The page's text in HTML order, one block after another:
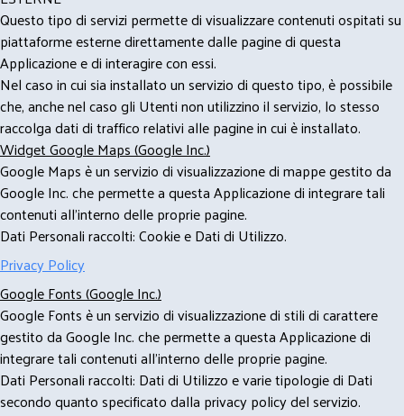
Questo tipo di servizi permette di visualizzare contenuti ospitati su
piattaforme esterne direttamente dalle pagine di questa
Applicazione e di interagire con essi.
Nel caso in cui sia installato un servizio di questo tipo, è possibile
che, anche nel caso gli Utenti non utilizzino il servizio, lo stesso
raccolga dati di traffico relativi alle pagine in cui è installato.
Widget Google Maps (Google Inc.)
Google Maps è un servizio di visualizzazione di mappe gestito da
Google Inc. che permette a questa Applicazione di integrare tali
contenuti all'interno delle proprie pagine.
Dati Personali raccolti: Cookie e Dati di Utilizzo.
Privacy Policy
Google Fonts (Google Inc.)
Google Fonts è un servizio di visualizzazione di stili di carattere
gestito da Google Inc. che permette a questa Applicazione di
integrare tali contenuti all'interno delle proprie pagine.
Dati Personali raccolti: Dati di Utilizzo e varie tipologie di Dati
secondo quanto specificato dalla privacy policy del servizio.